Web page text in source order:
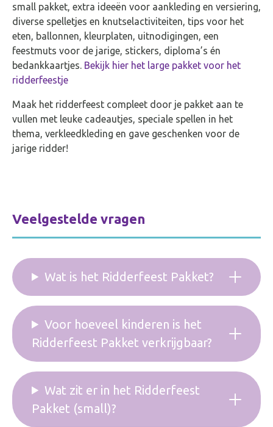
small pakket, extra ideeën voor aankleding en versiering,
diverse spelletjes en knutselactiviteiten, tips voor het
eten, ballonnen, kleurplaten, uitnodigingen, een
feestmuts voor de jarige, stickers, diploma’s én
bedankkaartjes. Bekijk hier het large pakket voor het
ridderfeestje
Maak het ridderfeest compleet door je pakket aan te
vullen met leuke cadeautjes, speciale spellen in het
thema, verkleedkleding en gave geschenken voor de
jarige ridder!
Veelgestelde vragen
Wat is het Ridderfeest Pakket?
Voor hoeveel kinderen is het
Ridderfeest Pakket verkrijgbaar?
Wat zit er in het Ridderfeest
Pakket (small)?